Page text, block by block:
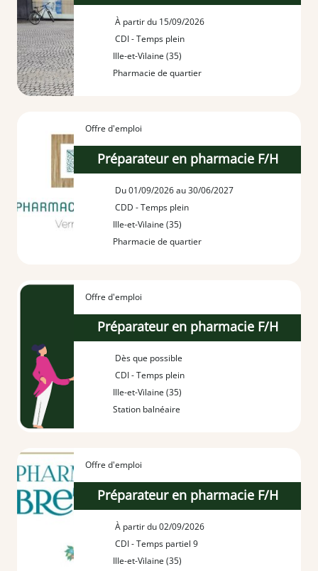
À partir du 15/09/2026
CDI - Temps plein
Ille-et-Vilaine (35)
Pharmacie de quartier
Offre d'emploi
Préparateur en pharmacie F/H
Du 01/09/2026 au 30/06/2027
CDD - Temps plein
Ille-et-Vilaine (35)
Pharmacie de quartier
Offre d'emploi
Préparateur en pharmacie F/H
Dès que possible
CDI - Temps plein
Ille-et-Vilaine (35)
Station balnéaire
Offre d'emploi
Préparateur en pharmacie F/H
À partir du 02/09/2026
CDI - Temps partiel 9
Ille-et-Vilaine (35)